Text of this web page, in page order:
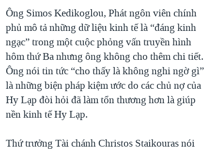
QUAN HỆ VIỆT MỸ
Ông Simos Kedikoglou, Phát ngôn viên chính
phủ mô tả những dữ liệu kinh tế là “đáng kinh
ngạc” trong một cuộc phỏng vấn truyền hình
hôm thứ Ba nhưng ông không cho thêm chi tiết.
Ông nói tin tức “cho thấy là không nghi ngờ gì”
là những biện pháp kiệm ước do các chủ nợ của
Hy Lạp đòi hỏi đã làm tổn thương hơn là giúp
nền kinh tế Hy Lạp.
Thứ trưởng Tài chánh Christos Staikouras nói